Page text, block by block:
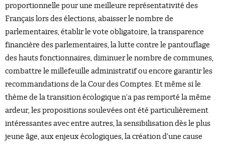
proportionnelle pour une meilleure représentativité des
Français lors des élections, abaisser le nombre de
parlementaires, établir le vote obligatoire, la transparence
financière des parlementaires, la lutte contre le pantouflage
des hauts fonctionnaires, diminuer le nombre de communes,
combattre le millefeuille administratif ou encore garantir les
recommandations de la Cour des Comptes. Et même si le
thème de la transition écologique n’a pas remporté la même
ardeur, les propositions soulevées ont été particulièrement
intéressantes avec entre autres, la sensibilisation dès le plus
jeune âge, aux enjeux écologiques, la création d’une cause